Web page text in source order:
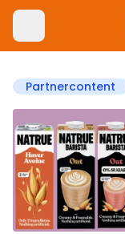
Partnercontent